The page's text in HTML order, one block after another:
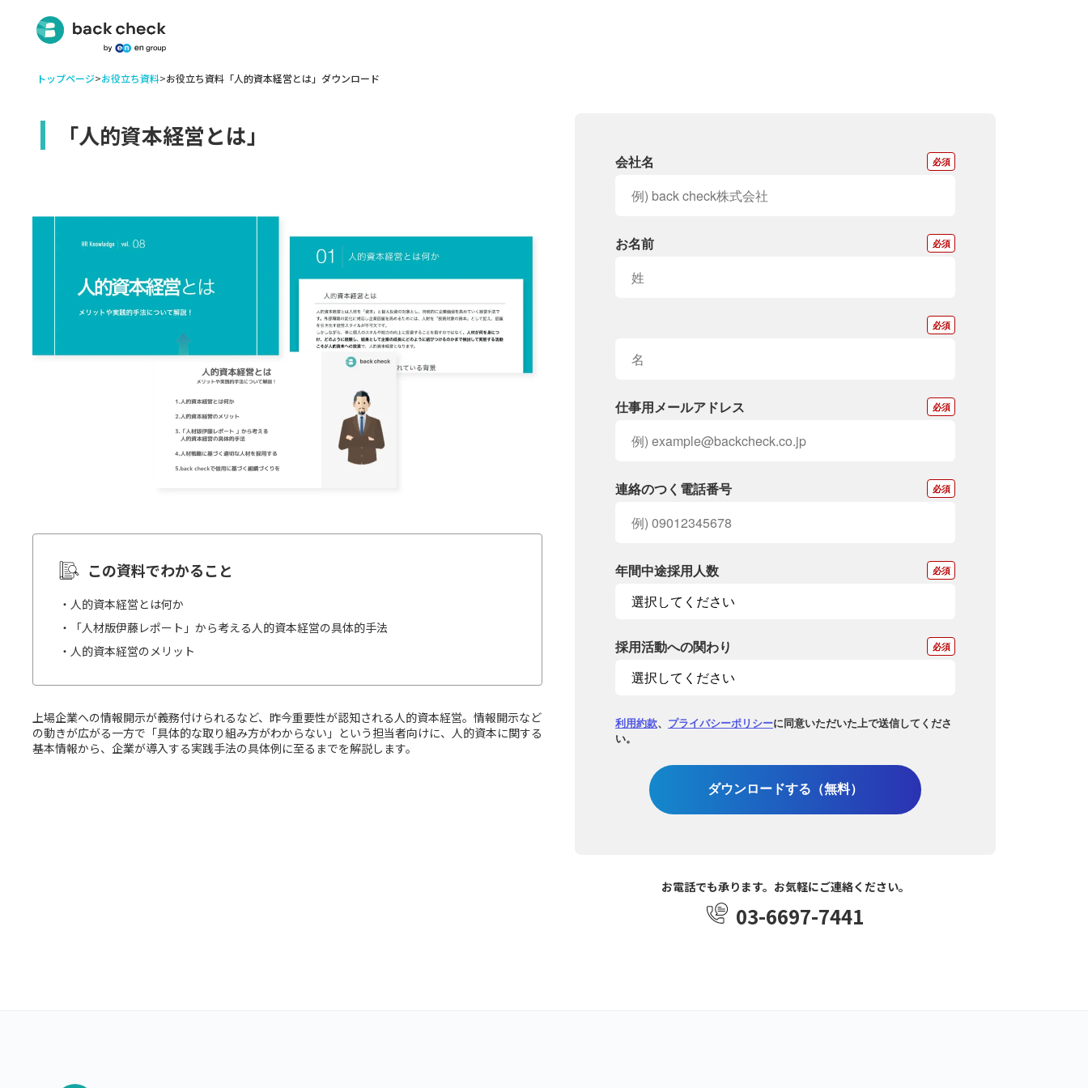
トップページ>お役立ち資料>お役立ち資料「人的資本経営とは」ダウンロード
「人的資本経営とは」
この資料でわかること
・人的資本経営とは何か
・「人材版伊藤レポート」から考える人的資本経営の具体的手法
・人的資本経営のメリット
上場企業への情報開示が義務付けられるなど、昨今重要性が認知される人的資本経営。情報開示など
の動きが広がる一方で「具体的な取り組み方がわからない」という担当者向けに、人的資本に関する
基本情報から、企業が導入する実践手法の具体例に至るまでを解説します。
*
会社名
*
お名前
*
*
仕事用メールアドレス
*
連絡のつく電話番号
*
年間中途採用人数
*
採用活動への関わり
利用約款、 プライバシーポリシーに同意いただいた上で送信してくださ
い。
ダウンロードする（無料）
お電話でも承ります。お気軽にご連絡ください。
03-6697-7441